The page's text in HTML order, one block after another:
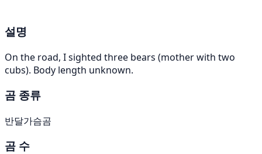
설명
On the road, I sighted three bears (mother with two
cubs). Body length unknown.
곰 종류
반달가슴곰
곰 수